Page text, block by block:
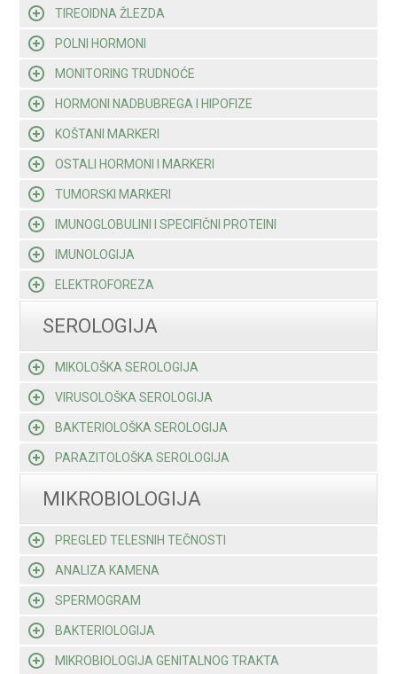
TIREOIDNA ŽLEZDA
POLNI HORMONI
MONITORING TRUDNOĆE
HORMONI NADBUBREGA I HIPOFIZE
KOŠTANI MARKERI
OSTALI HORMONI I MARKERI
TUMORSKI MARKERI
IMUNOGLOBULINI I SPECIFIČNI PROTEINI
IMUNOLOGIJA
ELEKTROFOREZA
SEROLOGIJA
MIKOLOŠKA SEROLOGIJA
VIRUSOLOŠKA SEROLOGIJA
BAKTERIOLOŠKA SEROLOGIJA
PARAZITOLOŠKA SEROLOGIJA
MIKROBIOLOGIJA
PREGLED TELESNIH TEČNOSTI
ANALIZA KAMENA
SPERMOGRAM
BAKTERIOLOGIJA
MIKROBIOLOGIJA GENITALNOG TRAKTA